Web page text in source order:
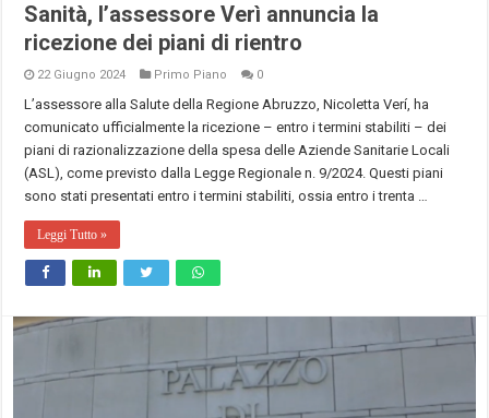
Sanità, l’assessore Verì annuncia la
ricezione dei piani di rientro
22 Giugno 2024 Primo Piano 0
L’assessore alla Salute della Regione Abruzzo, Nicoletta Verí, ha
comunicato ufficialmente la ricezione – entro i termini stabiliti – dei
piani di razionalizzazione della spesa delle Aziende Sanitarie Locali
(ASL), come previsto dalla Legge Regionale n. 9/2024. Questi piani
sono stati presentati entro i termini stabiliti, ossia entro i trenta …
Leggi Tutto »